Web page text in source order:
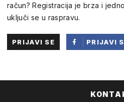
račun? Registracija je brza i
uključi se u raspravu.
PRIJAVI SE
PRIJAVI